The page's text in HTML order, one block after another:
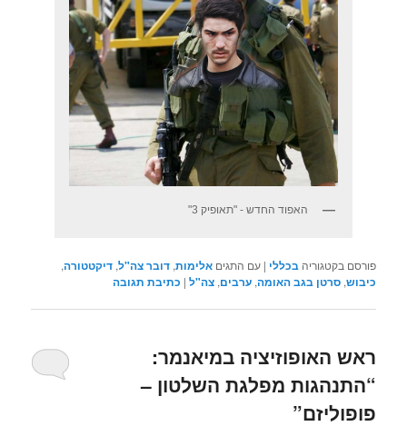
האפוד החדש - "תאופיק 3"
פורסם בקטגוריה בכללי |עם התגים אלימות,דובר צה"ל,דיקטטורה,
כיבוש,סרטן בגב האומה,ערבים,צה"ל | כתיבת תגובה
ראש האופוזיציה במיאנמר:
“התנהגות מפלגת השלטון –
פופוליזם”